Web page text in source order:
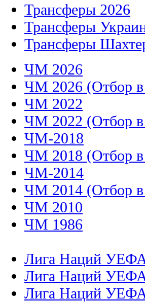
Трансферы 2026
Трансферы
Трансферы
ЧМ 2026
ЧМ 2026 (Отбор в
ЧМ 2022
ЧМ 2022 (Отбор в
ЧМ-2018
ЧМ 2018 (Отбор в
ЧМ-2014
ЧМ 2014 (Отбор в
ЧМ 2010
ЧМ 1986
Лига Наций
Лига Наций
Лига Наций